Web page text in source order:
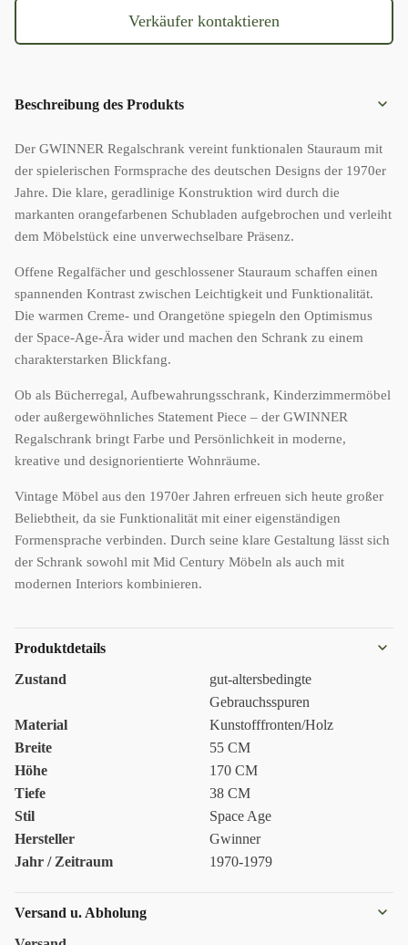
Verkäufer kontaktieren
Beschreibung des Produkts
Der GWINNER Regalschrank vereint funktionalen Stauraum mit
der spielerischen Formsprache des deutschen Designs der 1970er
Jahre. Die klare, geradlinige Konstruktion wird durch die
markanten orangefarbenen Schubladen aufgebrochen und verleiht
dem Möbelstück eine unverwechselbare Präsenz.
Offene Regalfächer und geschlossener Stauraum schaffen einen
spannenden Kontrast zwischen Leichtigkeit und Funktionalität.
Die warmen Creme- und Orangetöne spiegeln den Optimismus
der Space-Age-Ära wider und machen den Schrank zu einem
charakterstarken Blickfang.
Ob als Bücherregal, Aufbewahrungsschrank, Kinderzimmermöbel
oder außergewöhnliches Statement Piece – der GWINNER
Regalschrank bringt Farbe und Persönlichkeit in moderne,
kreative und designorientierte Wohnräume.
Vintage Möbel aus den 1970er Jahren erfreuen sich heute großer
Beliebtheit, da sie Funktionalität mit einer eigenständigen
Formensprache verbinden. Durch seine klare Gestaltung lässt sich
der Schrank sowohl mit Mid Century Möbeln als auch mit
modernen Interiors kombinieren.
Produktdetails
Zustand
gut-altersbedingte
Gebrauchsspuren
Material
Kunstofffronten/Holz
Breite
55 CM
Höhe
170 CM
Tiefe
38 CM
Stil
Space Age
Hersteller
Gwinner
Jahr / Zeitraum
1970-1979
Versand u. Abholung